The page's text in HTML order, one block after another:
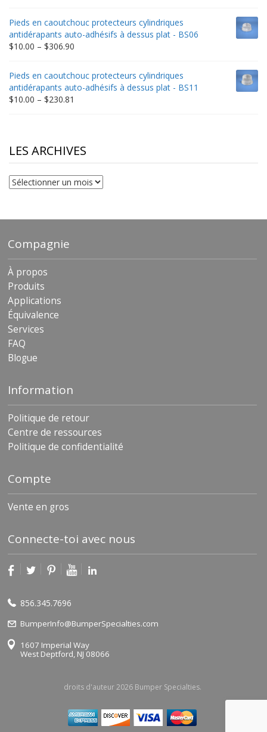
$9.00
through
$198.80
Pieds en caoutchouc protecteurs cylindriques
antidérapants auto-adhésifs à dessus plat - BS06
$10.00 – $306.90
through
$306.90
Pieds en caoutchouc protecteurs cylindriques
antidérapants auto-adhésifs à dessus plat - BS11
$10.00 – $230.81
$230.81
LES ARCHIVES
Les
archives
Compagnie
À propos
Produits
Applications
Équivalence
Services
FAQ
Blogue
Information
Politique de retour
Centre de ressources
Politique de confidentialité
Compte
Vente en gros
Connecte-toi avec nous
856.345.7696
BumperInfo@BumperSpecialties.com
1607 Imperial Way
West Deptford, NJ 08066
droits d'auteur 2026 Bumper Specialties.